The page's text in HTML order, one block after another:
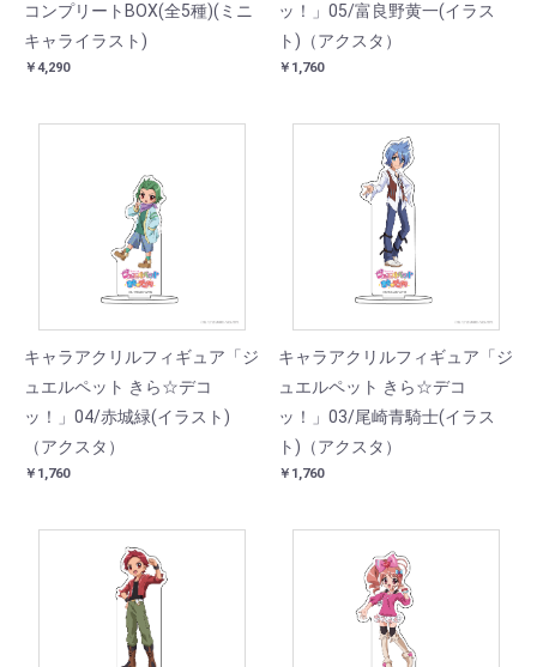
コンプリートBOX(全5種)(ミニ
キャライラスト)
￥4,290
ッ！」05/富良野黄一(イラス
ト)（アクスタ）
￥1,760
キャラアクリルフィギュア「ジ
ュエルペット きら☆デコ
ッ！」04/赤城緑(イラスト)
（アクスタ）
￥1,760
キャラアクリルフィギュア「ジ
ュエルペット きら☆デコ
ッ！」03/尾崎青騎士(イラス
ト)（アクスタ）
￥1,760